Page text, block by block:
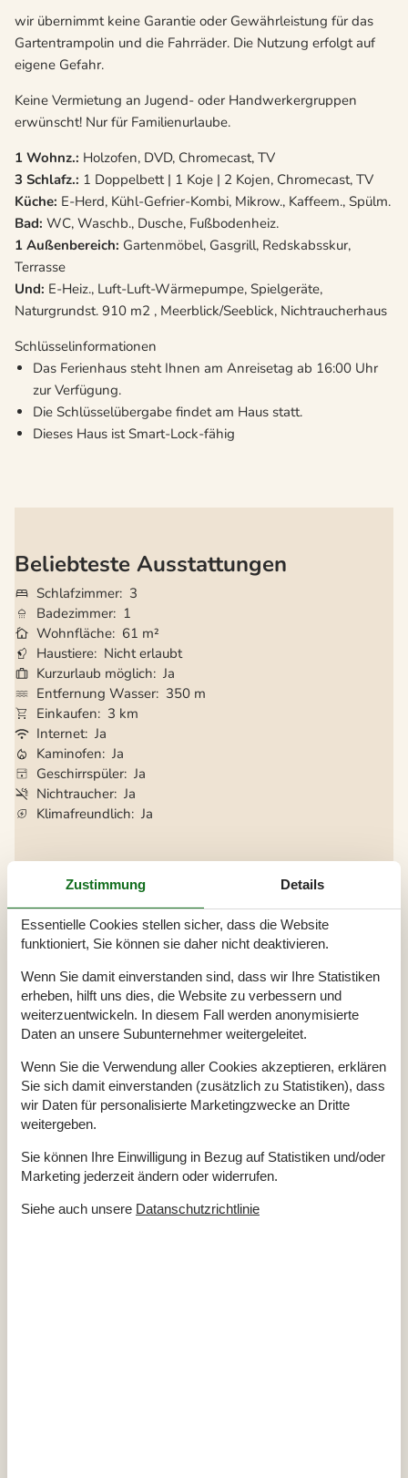
wir übernimmt keine Garantie oder Gewährleistung für das
Gartentrampolin und die Fahrräder. Die Nutzung erfolgt auf
eigene Gefahr.
Keine Vermietung an Jugend- oder Handwerkergruppen
erwünscht! Nur für Familienurlaube.
1 Wohnz.: Holzofen, DVD, Chromecast, TV
3 Schlafz.: 1 Doppelbett | 1 Koje | 2 Kojen, Chromecast, TV
Küche: E-Herd, Kühl-Gefrier-Kombi, Mikrow., Kaffeem., Spülm.
Bad: WC, Waschb., Dusche, Fußbodenheiz.
1 Außenbereich: Gartenmöbel, Gasgrill, Redskabsskur,
Terrasse
Und: E-Heiz., Luft-Luft-Wärmepumpe, Spielgeräte,
Naturgrundst. 910 m2 , Meerblick/Seeblick, Nichtraucherhaus
Schlüsselinformationen
Das Ferienhaus steht Ihnen am Anreisetag ab 16:00 Uhr
zur Verfügung.
Die Schlüsselübergabe findet am Haus statt.
Dieses Haus ist Smart-Lock-fähig
Beliebteste Ausstattungen
Schlafzimmer 3
Badezimmer 1
Wohnfläche 61 m²
Haustiere Nicht erlaubt
Kurzurlaub möglich Ja
Entfernung Wasser 350 m
Einkaufen
3 km
Internet Ja
Kaminofen Ja
Geschirrspüler Ja
Nichtraucher Ja
Klimafreundlich Ja
Gesamte Ausstattung
Badezimmer
Badezimmer
Dusche
WC
Diverse
Anzahl Badezimmer 1
Baujahr 1969
Energiehaus
Geräteschuppen
Geschlossene Terrasse
Hoch Geschwindigkeits Internet
Internet
Luft/Luft Wärmepumpe
Nationales Fernsehen
Nichtraucher
Wohnfläche in m² 61 m²
Überdachte Terrasse
Zustimmung Details
Essentielle Cookies stellen sicher, dass die Website
funktioniert, Sie können sie daher nicht deaktivieren.
Wenn Sie damit einverstanden sind, dass wir Ihre Statistiken
erheben, hilft uns dies, die Website zu verbessern und
weiterzuentwickeln. In diesem Fall werden anonymisierte
Daten an unsere Subunternehmer weitergeleitet.
Wenn Sie die Verwendung aller Cookies akzeptieren, erklären
Sie sich damit einverstanden (zusätzlich zu Statistiken), dass
wir Daten für personalisierte Marketingzwecke an Dritte
weitergeben.
Sie können Ihre Einwilligung in Bezug auf Statistiken und/oder
Marketing jederzeit ändern oder widerrufen.
Siehe auch unsere Datanschutzrichtlinie